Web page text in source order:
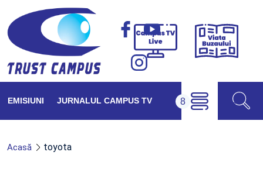
Campus
Viața
EMISIUNI JURNALUL CAMPUS TV
Acasă toyota